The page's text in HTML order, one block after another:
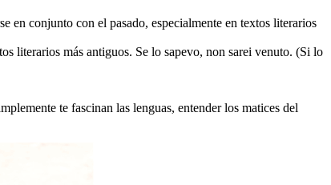
en conjunto con el pasado, especialmente en textos literarios
literarios más antiguos. Se lo sapevo, non sarei venuto. (Si lo
te fascinan las lenguas, entender los matices del